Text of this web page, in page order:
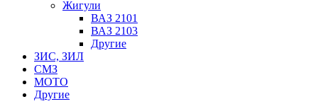
Жигули
ВАЗ 2101
ВАЗ 2103
Другие
ЗИС, ЗИЛ
СМЗ
МОТО
Другие